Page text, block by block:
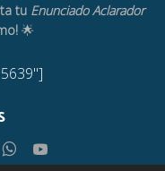
tu Enunciado Aclarador
🌟
WhatsappYoutube